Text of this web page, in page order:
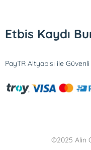
Etbis Kaydı
PayTR Altyapısı ile
©2025 Alin